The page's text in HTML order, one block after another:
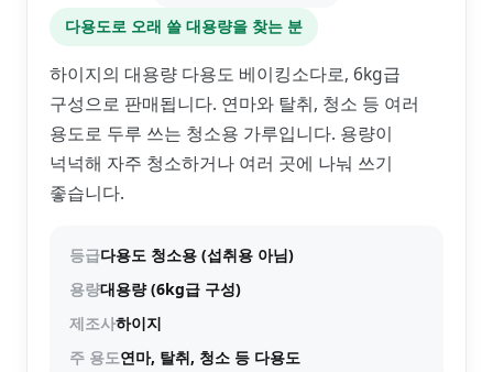
다용도로 오래 쓸 대용량을 찾는 분
하이지의 대용량 다용도 베이킹소다로, 6kg급
구성으로 판매됩니다. 연마와 탈취, 청소 등 여러
용도로 두루 쓰는 청소용 가루입니다. 용량이
넉넉해 자주 청소하거나 여러 곳에 나눠 쓰기
좋습니다.
등급다용도 청소용 (섭취용 아님)
용량대용량 (6kg급 구성)
제조사하이지
주 용도연마, 탈취, 청소 등 다용도